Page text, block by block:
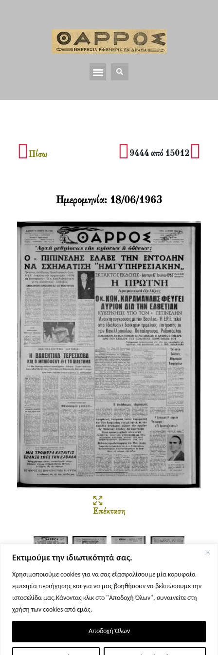
Εκτιμούμε την ιδιωτικότητά σας.
Χρησιμοποιούμε cookies για να σας εξασφαλίσουμε μία κορυφαία
εμπειρία περιήγησης και για να μας βοηθήσουν να βελτιώσουμε την
ιστοσελίδα μας.Κάνοντας κλικ στο "Αποδοχή Όλων", συναινείτε στη
χρήση των cookies από εμάς.
Αποδοχή Όλων
Πίσω 9444 από 15012
Επέκταση
Σελίδα 1 Σελίδα 2 Σελίδα 3 Σελίδα 4
Ημερομηνία: 18/06/1963